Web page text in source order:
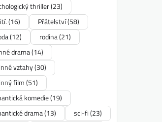
thriller(23)
(16) Přátelství(58)
(12) rodina(21)
drama(14)
vztahy(30)
film(51)
komedie(19)
drama(13) sci-fi(23)